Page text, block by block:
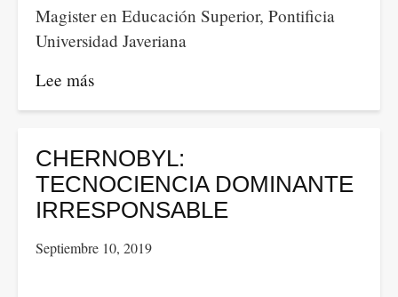
Magister en Educación Superior, Pontificia
Universidad Javeriana
Lee más
EL
AMAZÓNICO:
UNA
VISIÓN
DE
CHERNOBYL:
TECNOCIENCIA DOMINANTE
IRRESPONSABLE
Septiembre 10, 2019